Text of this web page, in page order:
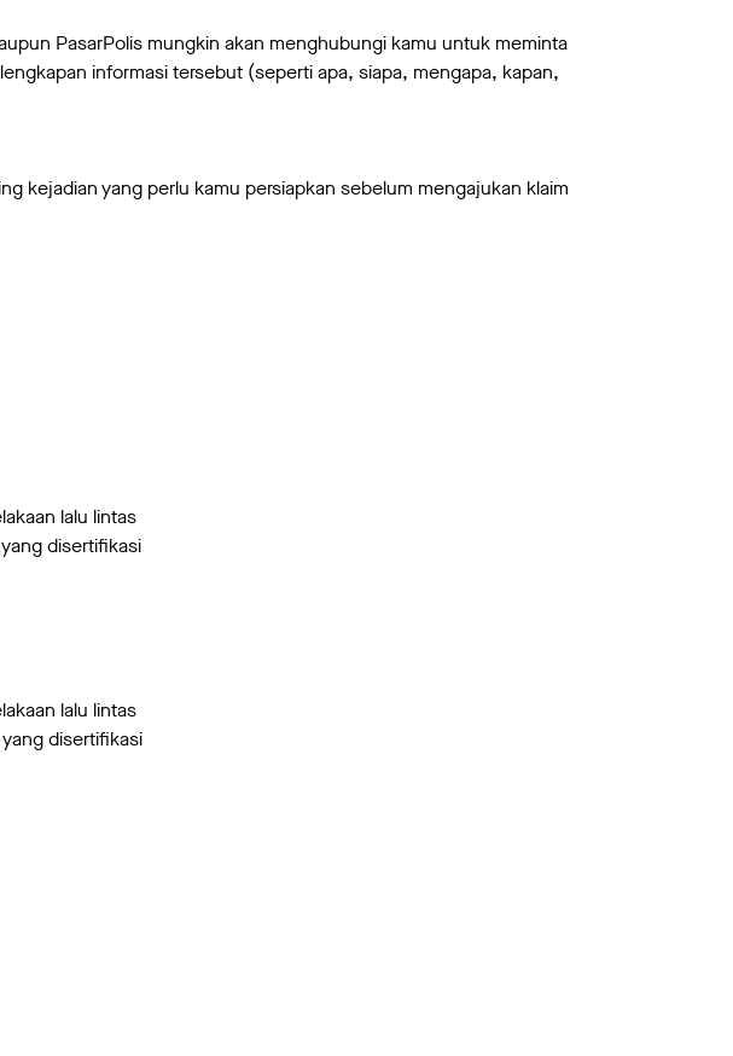
PasarPolis mungkin akan menghubungi kamu untuk meminta
informasi tersebut (seperti apa, siapa, mengapa, kapan,
kejadian yang perlu kamu persiapkan sebelum mengajukan klaim
lalu lintas
disertifikasi
lalu lintas
disertifikasi